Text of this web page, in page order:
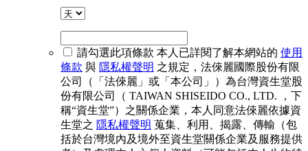
請勾選此項條款 本人已詳閱了解本網站的 使用
條款 與 隱私權聲明 之規定，法倈麗國際股份有限
公司（「法倈麗」或「本公司」）為台灣資生堂股
份有限公司（ TAIWAN SHISEIDO CO., LTD. ，下
稱“資生堂”）之關係企業，本人同意法倈麗依據資
生堂之 隱私權聲明 蒐集、利用、揭露、傳輸（包
括於台灣境內及境外至資生堂關係企業及服務提供